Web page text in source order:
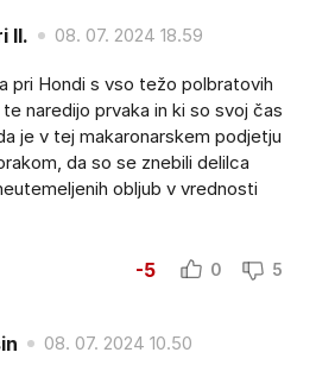
II. 08. 07. 2024 18.59
pri Hondi s vso težo polbratovih
naredijo prvaka in ki so svoj čas
je v tej makaronarskem podjetju
da so se znebili delilca
obljub v vrednosti
-5 0 5
08. 07. 2024 10.50